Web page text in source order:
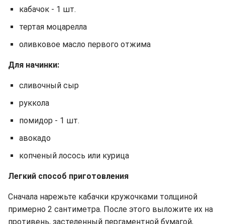
кабачок - 1 шт.
тертая моцарелла
оливковое масло первого отжима
Для начинки:
сливочный сыр
руккола
помидор - 1 шт.
авокадо
копченый лосось или курица
Легкий способ приготовления
Сначала нарежьте кабачки кружочками толщиной
примерно 2 сантиметра. После этого выложите их на
противень, застеленный пергаментной бумагой,